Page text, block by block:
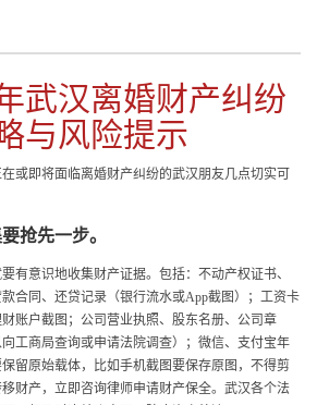
武汉离婚财产纠纷
与风险提示
或即将面临离婚财产纠纷的武汉朋友几点切实可
抢先一步。
有意识地收集财产证据。包括：不动产权证书、
合同、还贷记录（银行流水或App截图）；工资卡
账户截图；公司营业执照、股东名册、公司章
工商局查询或申请法院调查）；微信、支付宝年
留原始载体，比如手机截图要保存原图，不得剪
财产，立即咨询律师申请财产保全。武汉各个法